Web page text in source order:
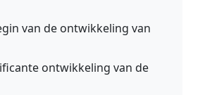
van de ontwikkeling van
ontwikkeling van de